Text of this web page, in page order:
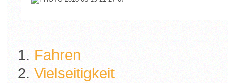
Fahren
Vielseitigkeit